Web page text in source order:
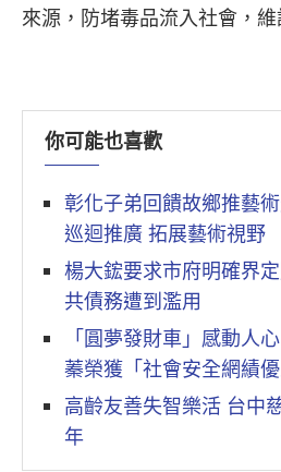
來源，防堵毒品流入社會，維
你可能也喜歡
彰化子弟回饋故鄉推藝
巡迴推廣 拓展藝術視野
楊大鋐要求市府明確界
共債務遭到濫用
「圓夢發財車」感動人
蓁榮獲「社會安全網績優
高齡友善失智樂活 台中
年